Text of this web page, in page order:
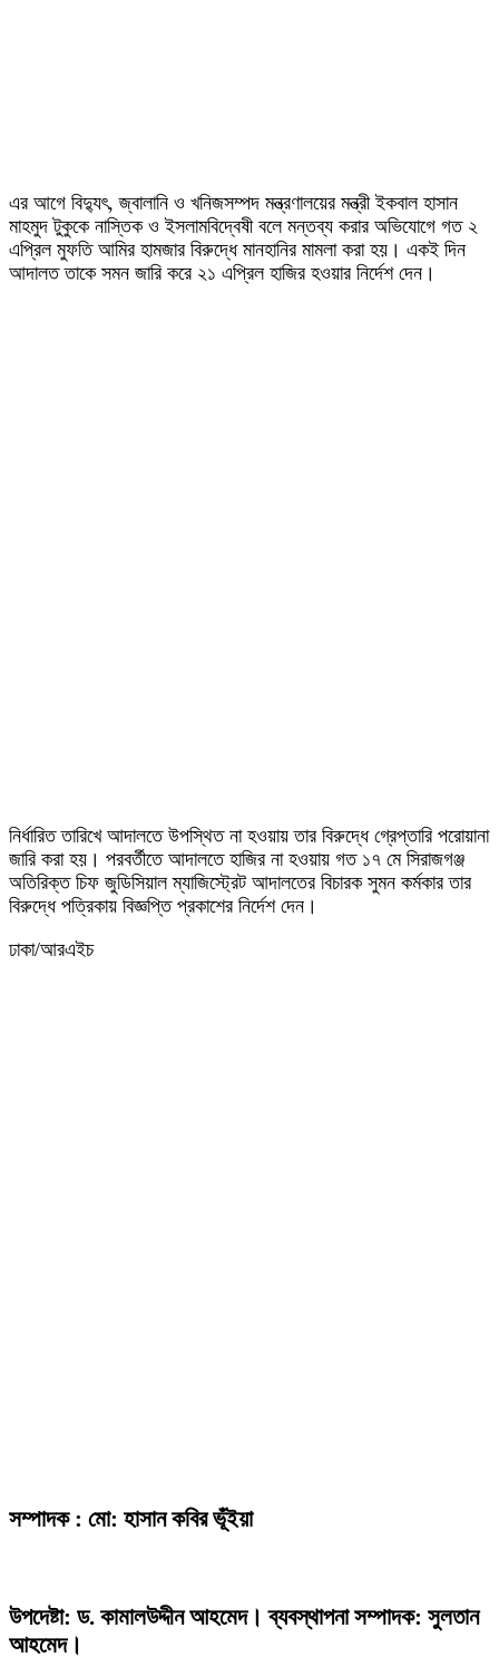
এর আগে বিদ্যুৎ, জ্বালানি ও খনিজসম্পদ মন্ত্রণালয়ের মন্ত্রী ইকবাল হাসান
মাহমুদ টুকুকে নাস্তিক ও ইসলামবিদ্বেষী বলে মন্তব্য করার অভিযোগে গত ২
এপ্রিল মুফতি আমির হামজার বিরুদ্ধে মানহানির মামলা করা হয়। একই দিন
আদালত তাকে সমন জারি করে ২১ এপ্রিল হাজির হওয়ার নির্দেশ দেন।
নির্ধারিত তারিখে আদালতে উপস্থিত না হওয়ায় তার বিরুদ্ধে গ্রেপ্তারি পরোয়ানা
জারি করা হয়। পরবর্তীতে আদালতে হাজির না হওয়ায় গত ১৭ মে সিরাজগঞ্জ
অতিরিক্ত চিফ জুডিসিয়াল ম্যাজিস্ট্রেট আদালতের বিচারক সুমন কর্মকার তার
বিরুদ্ধে পত্রিকায় বিজ্ঞপ্তি প্রকাশের নির্দেশ দেন।
ঢাকা/আরএইচ
সম্পাদক : মো: হাসান কবির ভূঁইয়া
উপদেষ্টা: ড. কামালউদ্দীন আহমেদ। ব্যবস্থাপনা সম্পাদক: সুলতান
আহমেদ।